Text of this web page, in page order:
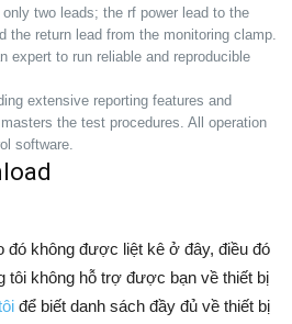
two leads; the rf power lead to the
the return lead from the monitoring clamp.
expert to run reliable and reproducible
extensive reporting features and
the test procedures. All operation
software.
đó không được liệt kê ở đây, điều đó
tôi không hỗ trợ được bạn về thiết bị
để biết danh sách đầy đủ về thiết bị